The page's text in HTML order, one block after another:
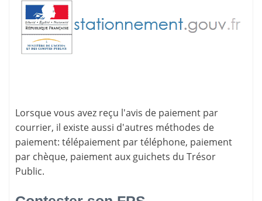
Lorsque vous avez reçu l'avis de paiement par
courrier, il existe aussi d'autres méthodes de
paiement: télépaiement par téléphone, paiement
par chèque, paiement aux guichets du Trésor
Public.